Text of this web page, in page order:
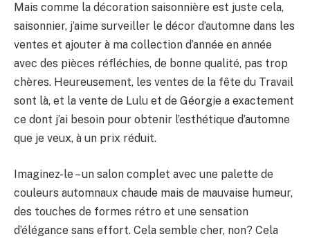
Mais comme la décoration saisonnière est juste cela,
saisonnier, j’aime surveiller le décor d’automne dans les
ventes et ajouter à ma collection d’année en année
avec des pièces réfléchies, de bonne qualité, pas trop
chères. Heureusement, les ventes de la fête du Travail
sont là, et la vente de Lulu et de Géorgie a exactement
ce dont j’ai besoin pour obtenir l’esthétique d’automne
que je veux, à un prix réduit.
Imaginez-le – un salon complet avec une palette de
couleurs automnaux chaude mais de mauvaise humeur,
des touches de formes rétro et une sensation
d’élégance sans effort. Cela semble cher, non? Cela